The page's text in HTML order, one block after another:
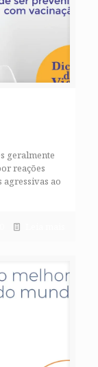
geralmente
reações
agressivas ao